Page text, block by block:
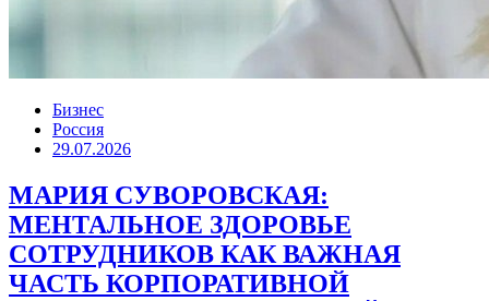
Бизнес
Россия
29.07.2026
МАРИЯ СУВОРОВСКАЯ:
МЕНТАЛЬНОЕ ЗДОРОВЬЕ
СОТРУДНИКОВ КАК ВАЖНАЯ
ЧАСТЬ КОРПОРАТИВНОЙ